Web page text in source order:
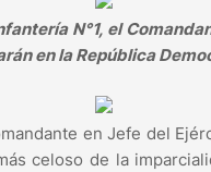
N°1, el
en la República
en Jefe del
celoso de la